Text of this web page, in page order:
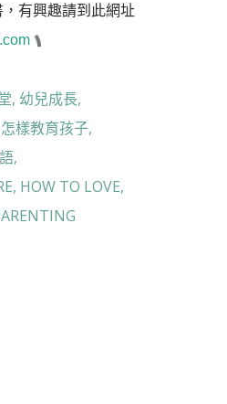
有興趣請到此網址
幼兒成長
怎樣教育孩子
HOW TO LOVE